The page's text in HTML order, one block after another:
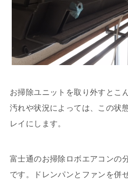
お掃除ユニットを取り外すとこ
汚れや状況によっては、この状
レイにします。
富士通のお掃除ロボエアコンの
です。ドレンパンとファンを併